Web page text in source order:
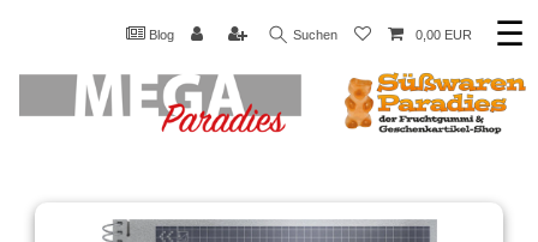
Blog Suchen 0,00 EUR ☰